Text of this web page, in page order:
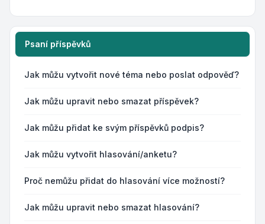
Psaní příspěvků
Jak můžu vytvořit nové téma nebo poslat odpověď?
Jak můžu upravit nebo smazat příspěvek?
Jak můžu přidat ke svým příspěvků podpis?
Jak můžu vytvořit hlasování/anketu?
Proč nemůžu přidat do hlasování více možností?
Jak můžu upravit nebo smazat hlasování?